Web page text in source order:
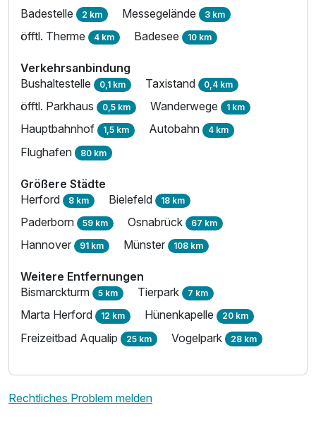
Badestelle 2 km Messegelände 3 km
öfftl. Therme 4 km Badesee 10 km
Verkehrsanbindung
Bushaltestelle 0,1 km Taxistand 0,4 km
öfftl. Parkhaus 0,5 km Wanderwege 1 km
Hauptbahnhof 1,5 km Autobahn 4 km
Flughafen 80 km
Größere Städte
Herford 8 km Bielefeld 18 km
Paderborn 59 km Osnabrück 67 km
Hannover 91 km Münster 108 km
Weitere Entfernungen
Bismarckturm 5 km Tierpark 7 km
Marta Herford 12 km Hünenkapelle 20 km
Freizeitbad Aqualip 25 km Vogelpark 28 km
Rechtliches Problem melden